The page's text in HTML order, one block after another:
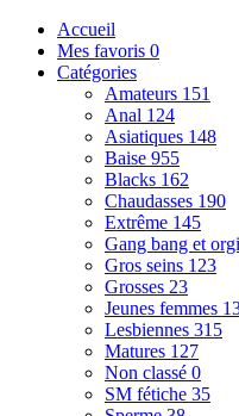
Accueil
Mes favoris 0
Catégories
Amateurs 151
Anal 124
Asiatiques 148
Baise 955
Blacks 162
Chaudasses 190
Extrême 145
Gang bang et
Gros seins 123
Grosses 23
Jeunes femmes
Lesbiennes 315
Matures 127
Non classé 0
SM fétiche 35